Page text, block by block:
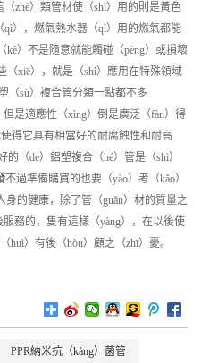
zhè）類管材使（shǐ）用的則是黃色
），燃氣熱水器（qì）用的燃氣都能
）不是隨意就能觸碰（pèng）或損壞
（xiē），就是（shì）應用在特殊領域
（sù）複合管分類一點都不多
但是適應性（xìng）倒是廣泛（fàn）得
得它具有相當好的耐腐蝕性和耐高
的（de）鋁塑複合（hé）管是（shì）
不過準備購買的也要（yào）考（kǎo）
身的健康，除了管（guǎn）材的質量之
務的，隻有這樣（yàng），在以後使
huì）有後（hòu）顧之（zhī）憂。
PPR納米抗（kàng）菌管